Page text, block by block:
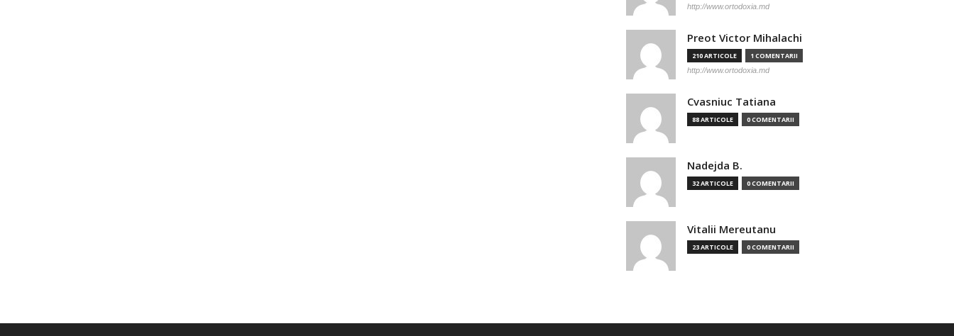
http://www.ortodoxia.md
Preot Victor Mihalachi
210 ARTICOLE 1 COMENTARII
http://www.ortodoxia.md
Cvasniuc Tatiana
88 ARTICOLE 0 COMENTARII
Nadejda B.
32 ARTICOLE 0 COMENTARII
Vitalii Mereutanu
23 ARTICOLE 0 COMENTARII